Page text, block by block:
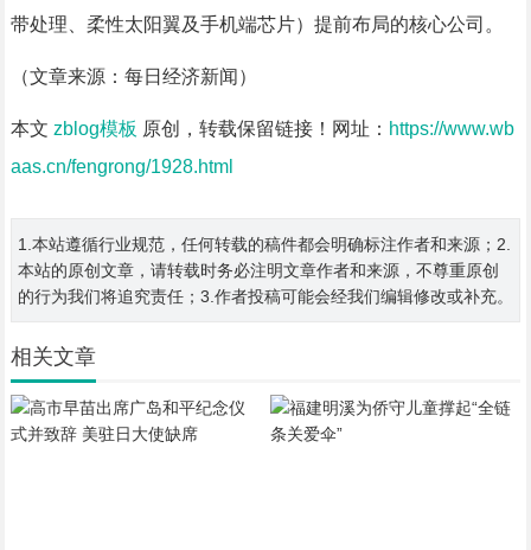
带处理、柔性太阳翼及手机端芯片）提前布局的核心公司。
（文章来源：每日经济新闻）
本文 zblog模板 原创，转载保留链接！网址： https://www.wb
aas.cn/fengrong/1928.html
1.本站遵循行业规范，任何转载的稿件都会明确标注作者和来源；2.
本站的原创文章，请转载时务必注明文章作者和来源，不尊重原创
的行为我们将追究责任；3.作者投稿可能会经我们编辑修改或补充。
相关文章